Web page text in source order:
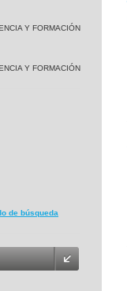
Y FORMACIÓN
Y FORMACIÓN
de búsqueda